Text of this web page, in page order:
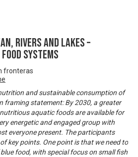
rivers and lakes –
systems
fronteras
and sustainable consumption of
framing statement: By 2030, a greater
aquatic foods are available for
energetic and engaged group with
everyone present. The participants
key points. One point is that we need to
food, with special focus on small fish